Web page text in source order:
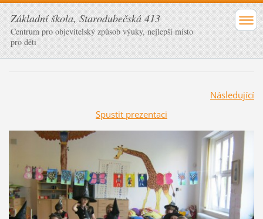
Základní škola, Starodubečská 413
Centrum pro objevitelský způsob výuky, nejlepší místo
pro děti
Následující
Spustit prezentaci